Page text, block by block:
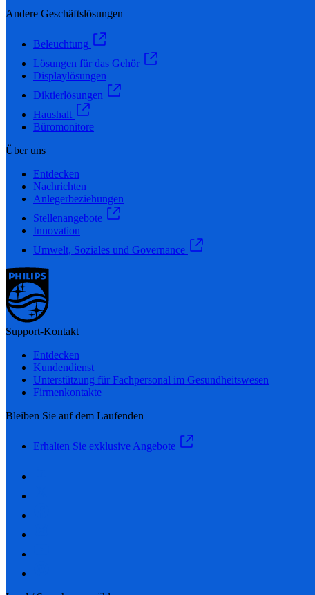
Andere Geschäftslösungen
Beleuchtung
Lösungen für das Gehör
Displaylösungen
Diktierlösungen
Haushalt
Büromonitore
Über uns
Entdecken
Nachrichten
Anlegerbeziehungen
Stellenangebote
Innovation
Umwelt, Soziales und Governance
Support-Kontakt
Entdecken
Kundendienst
Unterstützung für Fachpersonal im Gesundheitswesen
Firmenkontakte
Bleiben Sie auf dem Laufenden
Erhalten Sie exklusive Angebote